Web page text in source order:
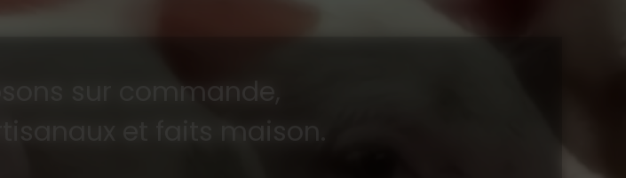
sur commande,
et faits maison.